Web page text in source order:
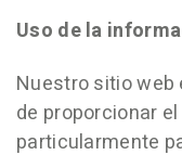
Uso de la
Nuestro sitio
de proporcionar
particularmente